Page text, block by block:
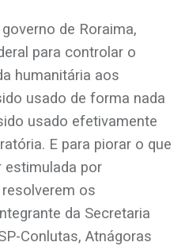
de Roraima,
para controlar o
humanitária aos
usado de forma nada
usado efetivamente
E para piorar o que
estimulada por
os
da Secretaria
Conlutas, Atnágoras